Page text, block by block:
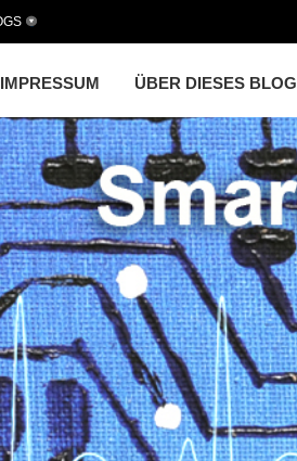
IMPRESSUM ÜBER DIESES BLOG